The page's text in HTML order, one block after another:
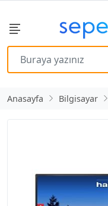
Anasayfa Bilgisayar